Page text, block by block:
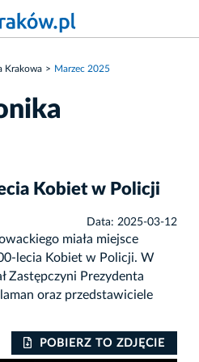
Krakowa Marzec 2025
Kobiet w Policji
Data: 2025-03-12
miała miejsce
lecia Kobiet w Policji. W
Zastępczyni Prezydenta
oraz przedstawiciele
POBIERZ TO ZDJĘCIE